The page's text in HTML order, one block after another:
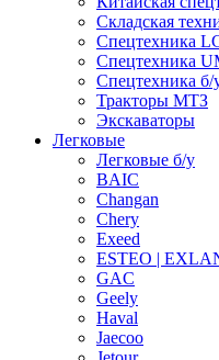
Складская
Спецтехника
Спецтехника
Спецтехника б/
Тракторы МТЗ
Экскаваторы
Легковые
Легковые б/у
BAIC
Changan
Chery
Exeed
ESTEO |
GAC
Geely
Haval
Jaecoo